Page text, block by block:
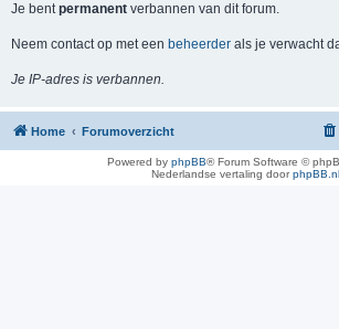
Je bentpermanent verbannen van dit forum.
Neem contact op met een beheerder als je verwacht
Je IP-adres is verbannen.
Home Forumoverzicht
Powered by phpBB® Forum Software ©
Nederlandse vertaling doorphpBB.nl